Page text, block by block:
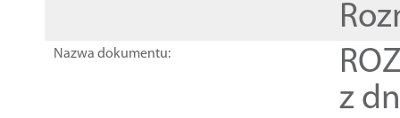
Nazwa dokumentu:
z